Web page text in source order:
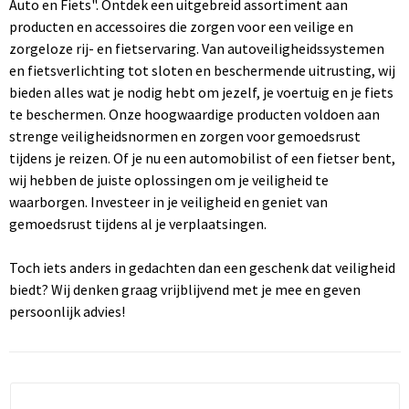
Voor de zorg
Waardering
Zomer
Food geschenken
Giftcards
Holland (Oranje)
Huis, Tuin en Keuken
Jij bent GOUD waard!
Kinderen en familie
Sokken
Overhemden
Polo's
Regenkleding
Sweaters
Vesten
Auto en Fiets". Ontdek een uitgebreid assortiment aan
producten en accessoires die zorgen voor een veilige en
zorgeloze rij- en fietservaring. Van autoveiligheidssystemen
en fietsverlichting tot sloten en beschermende uitrusting, wij
bieden alles wat je nodig hebt om jezelf, je voertuig en je fiets
te beschermen. Onze hoogwaardige producten voldoen aan
strenge veiligheidsnormen en zorgen voor gemoedsrust
tijdens je reizen. Of je nu een automobilist of een fietser bent,
wij hebben de juiste oplossingen om je veiligheid te
waarborgen. Investeer in je veiligheid en geniet van
gemoedsrust tijdens al je verplaatsingen.
Toch iets anders in gedachten dan een geschenk dat veiligheid
biedt? Wij denken graag vrijblijvend met je mee en geven
persoonlijk advies!